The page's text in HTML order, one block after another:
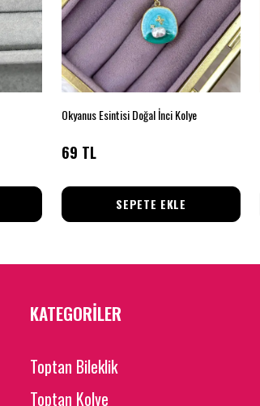
Okyanus Esintisi Doğal İnci Kolye
69 TL
SEPETE EKLE
KATEGORİLER
Toptan Bileklik
Toptan Kolye